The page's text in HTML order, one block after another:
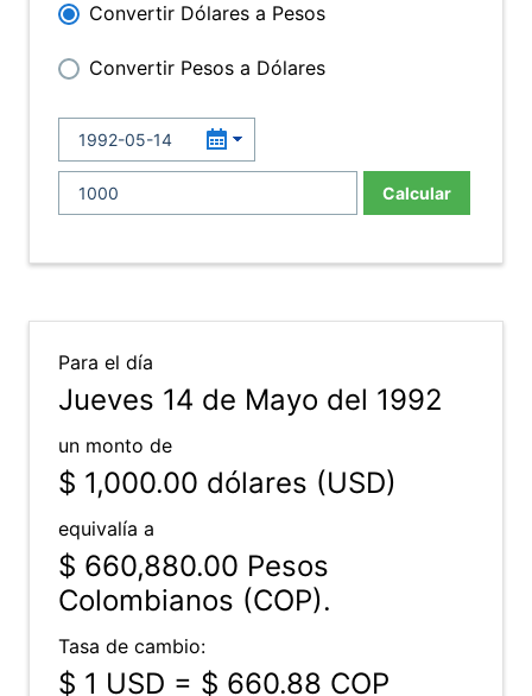
Convertir Dólares a Pesos
Convertir Pesos a Dólares
Calcular
Para el día
Jueves 14 de Mayo del 1992
un monto de
$ 1,000.00 dólares (USD)
equivalía a
$ 660,880.00 Pesos
Colombianos (COP).
Tasa de cambio:
$ 1 USD = $ 660.88 COP